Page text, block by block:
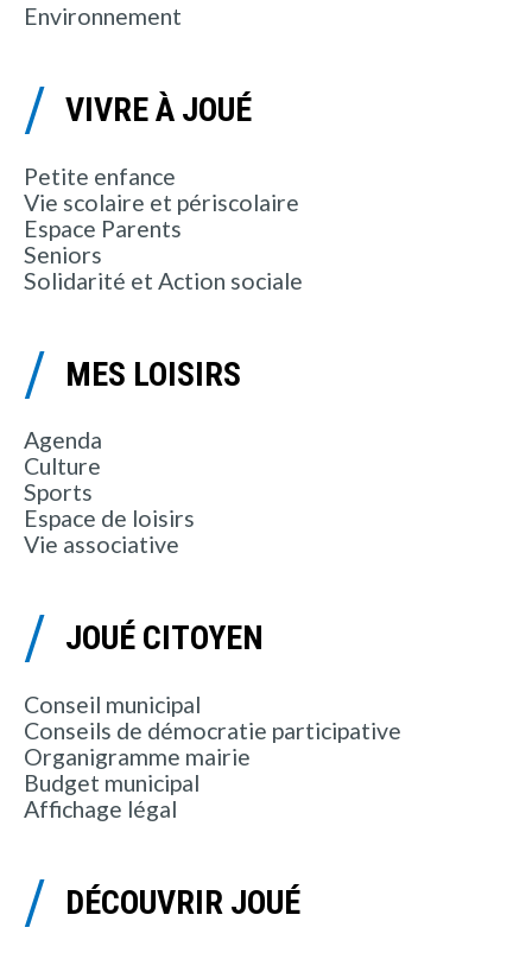
Environnement
VIVRE À JOUÉ
Petite enfance
Vie scolaire et périscolaire
Espace Parents
Seniors
Solidarité et Action sociale
MES LOISIRS
Agenda
Culture
Sports
Espace de loisirs
Vie associative
JOUÉ CITOYEN
Conseil municipal
Conseils de démocratie participative
Organigramme mairie
Budget municipal
Affichage légal
DÉCOUVRIR JOUÉ